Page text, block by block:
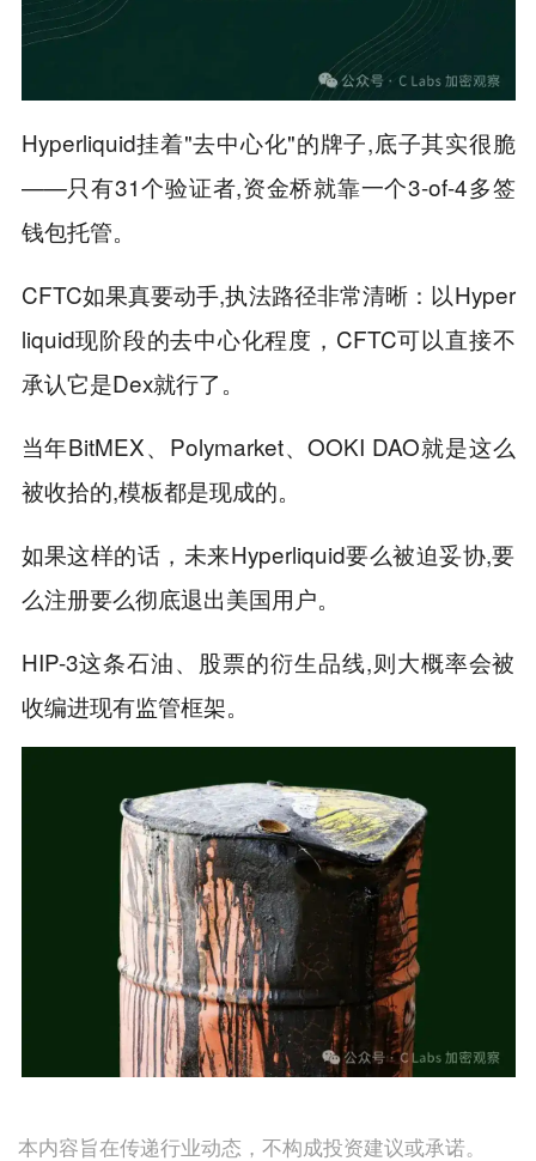
Hyperliquid挂着"去中心化"的牌子,底子其实很脆
——只有31个验证者,资金桥就靠一个3-of-4多签
钱包托管。
CFTC如果真要动手,执法路径非常清晰：以Hyper
liquid现阶段的去中心化程度，CFTC可以直接不
承认它是Dex就行了。
当年BitMEX、Polymarket、OOKI DAO就是这么
被收拾的,模板都是现成的。
如果这样的话，未来Hyperliquid要么被迫妥协,要
么注册要么彻底退出美国用户。
HIP-3这条石油、股票的衍生品线,则大概率会被
收编进现有监管框架。
本内容旨在传递行业动态，不构成投资建议或承诺。